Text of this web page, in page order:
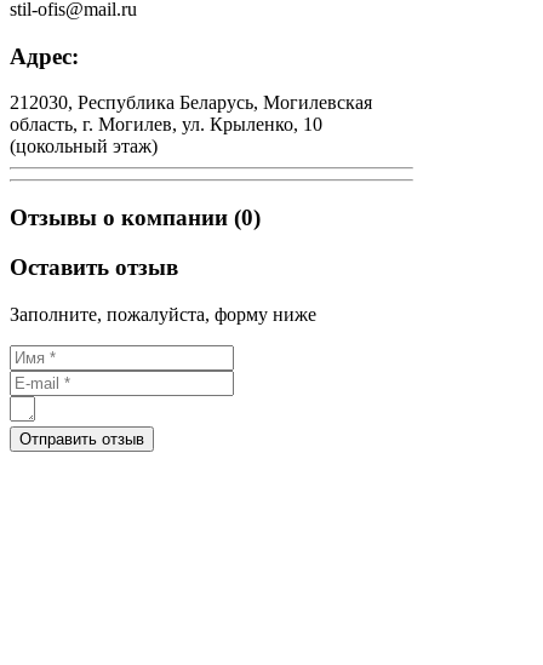
stil-ofis@mail.ru
Адрес:
212030, Республика Беларусь, Могилевская
область, г. Могилев, ул. Крыленко, 10
(цокольный этаж)
Отзывы о компании (0)
Оставить отзыв
Заполните, пожалуйста, форму ниже